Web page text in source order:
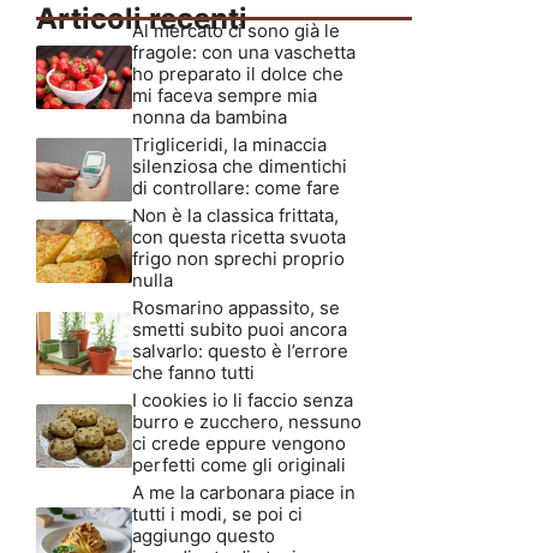
Articoli recenti
Al mercato ci sono già le
fragole: con una vaschetta
ho preparato il dolce che
mi faceva sempre mia
nonna da bambina
Trigliceridi, la minaccia
silenziosa che dimentichi
di controllare: come fare
Non è la classica frittata,
con questa ricetta svuota
frigo non sprechi proprio
nulla
Rosmarino appassito, se
smetti subito puoi ancora
salvarlo: questo è l’errore
che fanno tutti
I cookies io li faccio senza
burro e zucchero, nessuno
ci crede eppure vengono
perfetti come gli originali
A me la carbonara piace in
tutti i modi, se poi ci
aggiungo questo